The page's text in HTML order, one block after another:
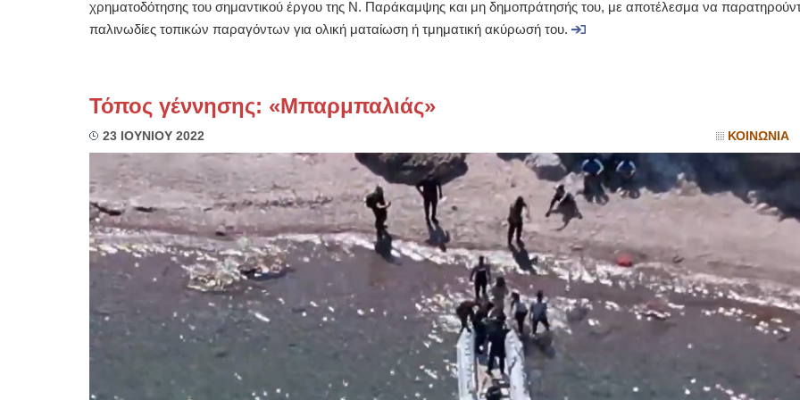
χρηματοδότησης του σημαντικού έργου της Ν. Παράκαμψης και μη δημοπράτησής του, με αποτέλεσμα να
παλινωδίες τοπικών παραγόντων για ολική ματαίωση ή τμηματική ακύρωσή του.
Τόπος γέννησης: «Μπαρμπαλιάς»
23 ΙΟΥΝΙΟΥ 2022 ΚΟΙΝΩΝΙΑ
τηλ:210-9320215
Καβέτσου 10, Μυτιλήνη, τηλ:
2251038065
Χειρουργός Ωτορινολαρυγγολόγος
Διδ.Παν.Αθηνών
Διπλωματούχος Ευρ.Ακαδημίας
Πάρνηθας 95-97 Αχαρναί
2102467085 & 6938502258
email- elenboumpa@gmail.com